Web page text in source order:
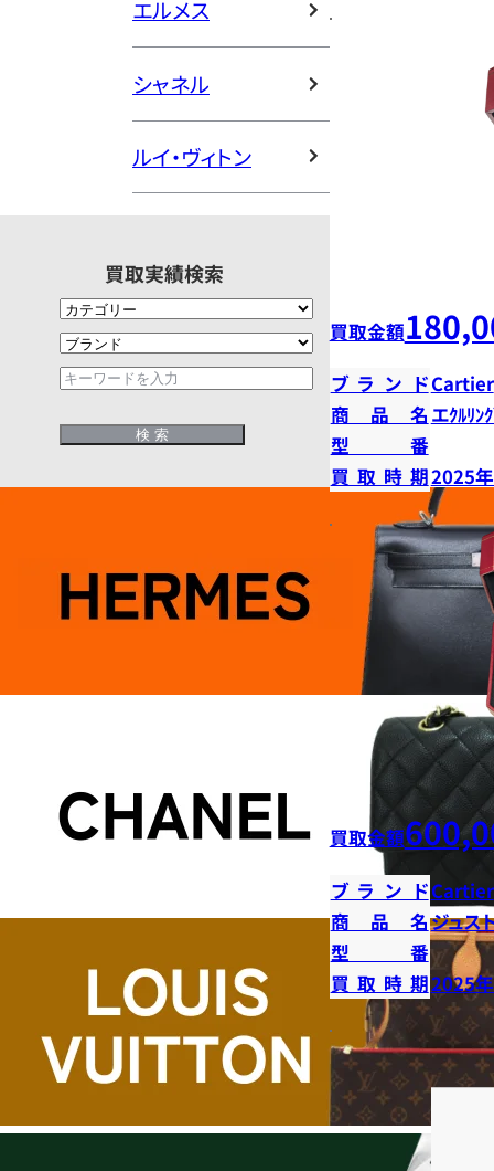
エルメス
シャネル
ルイ・ヴィトン
買取実績検索
買取金額
ブランドCartier
商品名 エｸﾙﾘﾝ
型番
買取時期2025
買取金額
ブランドCartier
商品名ジュス
型番
買取時期2025